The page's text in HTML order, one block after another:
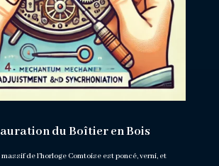
du Boîtier en Bois
de l’horloge Comtoise est poncé, verni, et